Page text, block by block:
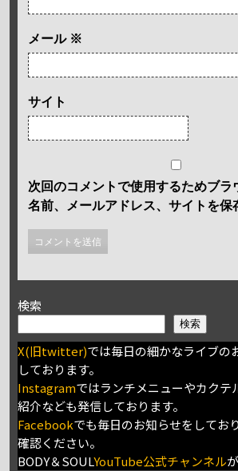
メール ※
サイト
次回のコメントで使用するためブラ
名前、メールアドレス、サイトを保
検索
検索
X(旧twitter)では毎日の細かなライブの
しております。
Instagramではランチメニューやカクテ
紹介なども発信しております。
Facebookでも毎日のお知らせをしてお
確認ください。
BODY＆SOULYouTube公式チャンネル